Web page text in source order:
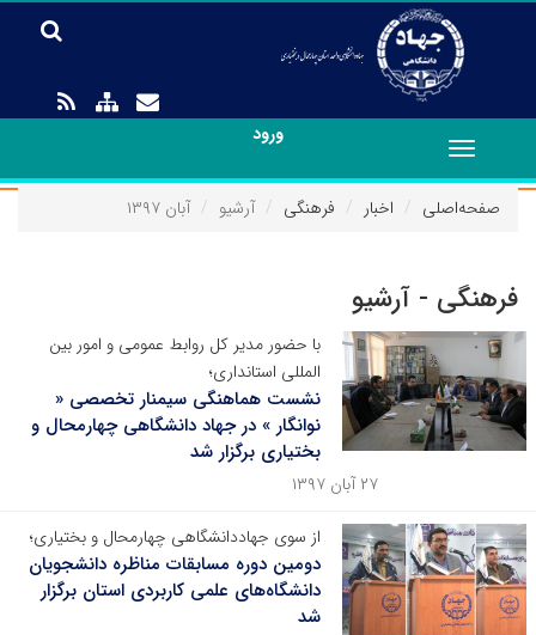
ورود
Toggle
navigation
صفحه‌اصلی
اخبار فرهنگی آرشیو آبان ۱۳۹۷
فرهنگی - آرشیو
با حضور مدیر کل روابط عمومی و امور بین
المللی استانداری؛
نشست هماهنگی سیمنار تخصصی «
نوانگار » در جهاد دانشگاهی چهارمحال و
بختیاری برگزار شد
۲۷ آبان ۱۳۹۷
از سوی جهاددانشگاهی چهارمحال و بختیاری؛
دومین دوره مسابقات مناظره دانشجویان
دانشگاه‌های علمی کاربردی استان برگزار
شد